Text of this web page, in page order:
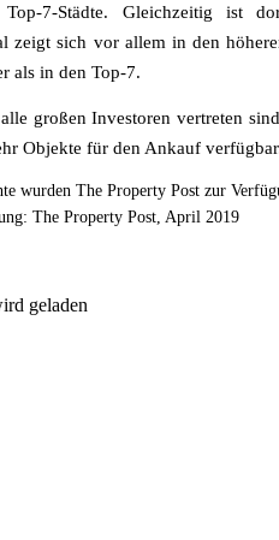
Top-7-Städte. Gleichzeitig ist
zeigt sich vor allem in den
als in den Top-7.
großen Investoren vertreten
Objekte für den Ankauf
wurden The Property Post zur
The Property Post, April 2019
geladen